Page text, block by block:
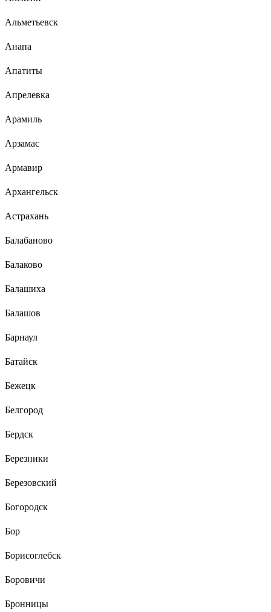
Альметьевск
Анапа
Апатиты
Апрелевка
Арамиль
Арзамас
Армавир
Архангельск
Астрахань
Балабаново
Балаково
Балашиха
Балашов
Барнаул
Батайск
Бежецк
Белгород
Бердск
Березники
Березовский
Богородск
Бор
Борисоглебск
Боровичи
Бронницы